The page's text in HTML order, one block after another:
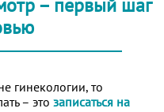
гинекологии, то
– это записаться на